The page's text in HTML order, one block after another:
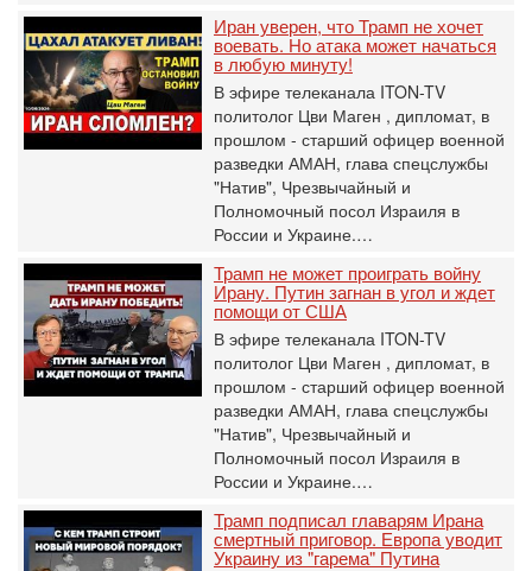
Иран уверен, что Трамп не хочет
воевать. Но атака может начаться
в любую минуту!
В эфире телеканала ITON-TV
политолог Цви Маген , дипломат, в
прошлом - старший офицер военной
разведки АМАН, глава спецслужбы
"Натив", ‎Чрезвычайный и
Полномочный посол Израиля в
России и Украине.…
Трамп не может проиграть войну
Ирану. Путин загнан в угол и ждет
помощи от США
В эфире телеканала ITON-TV
политолог Цви Маген , дипломат, в
прошлом - старший офицер военной
разведки АМАН, глава спецслужбы
"Натив", ‎Чрезвычайный и
Полномочный посол Израиля в
России и Украине.…
Трамп подписал главарям Ирана
смертный приговор. Европа уводит
Украину из "гарема" Путина